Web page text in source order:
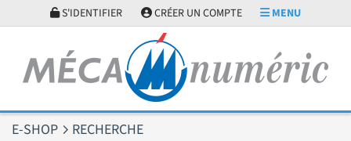
S'IDENTIFIER CRÉER UN COMPTE MENU
E-SHOP RECHERCHE
Panneau de gestion des cookies